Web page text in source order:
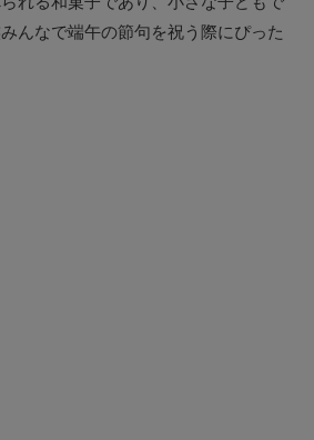
んなで端午の節句を祝う際にぴった